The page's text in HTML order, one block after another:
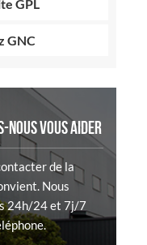
GPL
GNC
NOUS VOUS AIDER
de la
Nous
24h/24 et 7j/7